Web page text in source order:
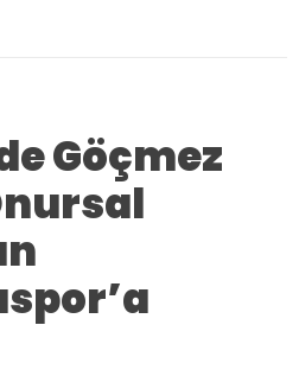
Göçmez